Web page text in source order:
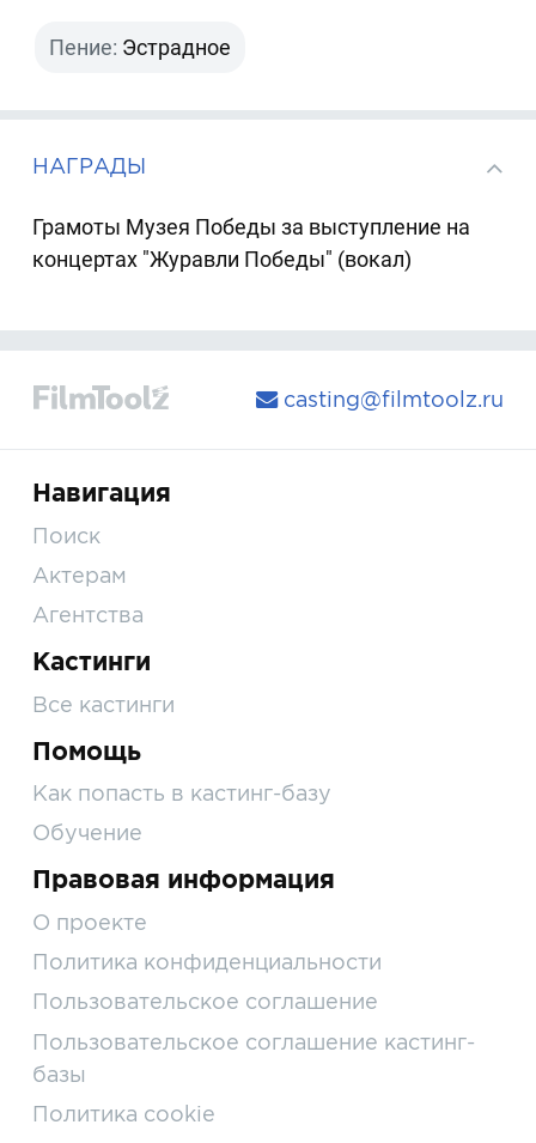
Пение: Эстрадное
НАГРАДЫ
Грамоты Музея Победы за выступление на
концертах "Журавли Победы" (вокал)
casting@filmtoolz.ru
Навигация
Поиск
Актерам
Агентства
Кастинги
Все кастинги
Помощь
Как попасть в кастинг-базу
Обучение
Правовая информация
О проекте
Политика конфиденциальности
Пользовательское соглашение
Пользовательское соглашение кастинг-
базы
Политика cookie